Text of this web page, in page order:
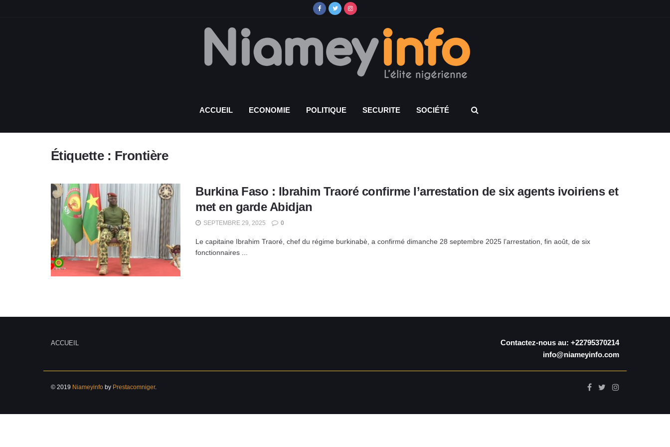
ACCUEIL ECONOMIE POLITIQUE SECURITE SOCIÉTÉ
Étiquette : Frontière
Burkina Faso : Ibrahim Traoré confirme l’arrestation de six agents ivoiriens et
met en garde Abidjan
SEPTEMBRE 29, 2025 0
Le capitaine Ibrahim Traoré, chef du régime burkinabè, a confirmé dimanche 28 septembre 2025 l’arrestation, fin août, de six
fonctionnaires ...
ACCUEIL
Contactez-nous au: +22795370214
info@niameyinfo.com
© 2019 Niameyinfo by Prestacomniger.